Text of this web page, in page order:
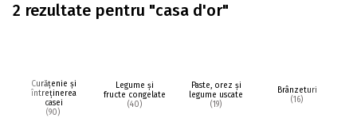
2 rezultate pentru "casa d'or"
Curățenie și
întreținerea
casei
(90)
Legume și
fructe congelate
(40)
Paste, orez și
legume uscate
(19)
Brânzeturi
(16)